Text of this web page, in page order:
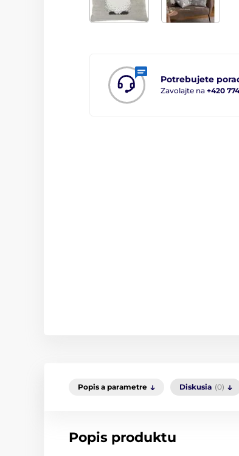
Potrebujete
Zavolajte na +420
Popis a parametre Diskusia (0)
Popis produktu